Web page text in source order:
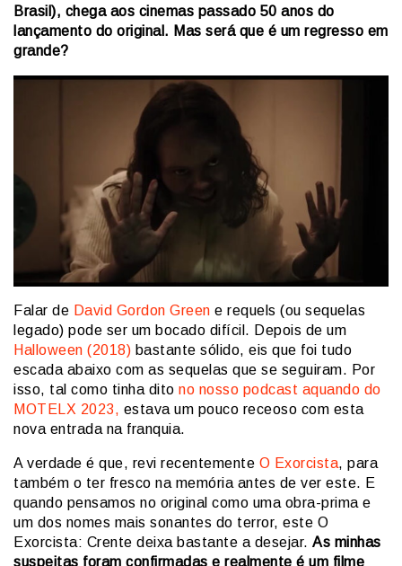
Brasil), chega aos cinemas passado 50 anos do
lançamento do original. Mas será que é um regresso em
grande?
Falar de David Gordon Green e requels (ou sequelas
legado) pode ser um bocado difícil. Depois de um
Halloween (2018) bastante sólido, eis que foi tudo
escada abaixo com as sequelas que se seguiram. Por
isso, tal como tinha dito no nosso podcast aquando do
MOTELX 2023, estava um pouco receoso com esta
nova entrada na franquia.
A verdade é que, revi recentemente O Exorcista, para
também o ter fresco na memória antes de ver este. E
quando pensamos no original como uma obra-prima e
um dos nomes mais sonantes do terror, este O
Exorcista: Crente deixa bastante a desejar. As minhas
suspeitas foram confirmadas e realmente é um filme